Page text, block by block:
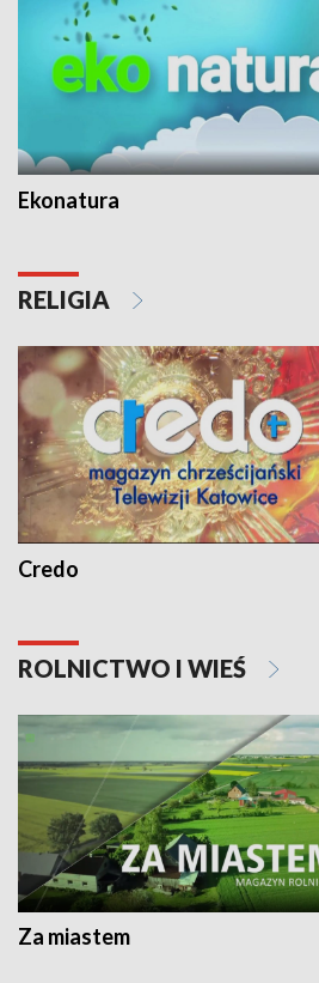
Ekonatura
RELIGIA
Credo
ROLNICTWO I WIEŚ
Za miastem